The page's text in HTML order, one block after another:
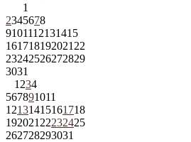
1
2345678
9101112131415
161718192021 22
23242526272829
3031
1 234
567891011
12131415161718
192021 22232425
262728293031